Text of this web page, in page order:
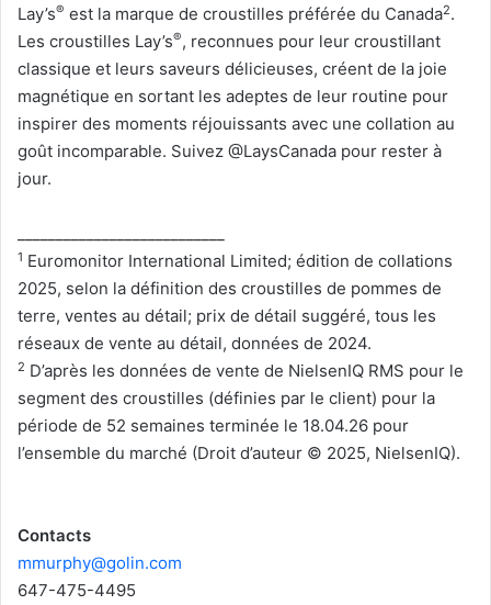
Lay’s® est la marque de croustilles préférée du Canada2.
Les croustilles Lay’s®, reconnues pour leur croustillant
classique et leurs saveurs délicieuses, créent de la joie
magnétique en sortant les adeptes de leur routine pour
inspirer des moments réjouissants avec une collation au
goût incomparable. Suivez @LaysCanada pour rester à
jour.
1 Euromonitor International Limited; édition de collations
2025, selon la définition des croustilles de pommes de
terre, ventes au détail; prix de détail suggéré, tous les
réseaux de vente au détail, données de 2024.
2 D’après les données de vente de NielsenIQ RMS pour le
segment des croustilles (définies par le client) pour la
période de 52 semaines terminée le 18.04.26 pour
l’ensemble du marché (Droit d’auteur © 2025, NielsenIQ).
Contacts
mmurphy@golin.com
647-475-4495